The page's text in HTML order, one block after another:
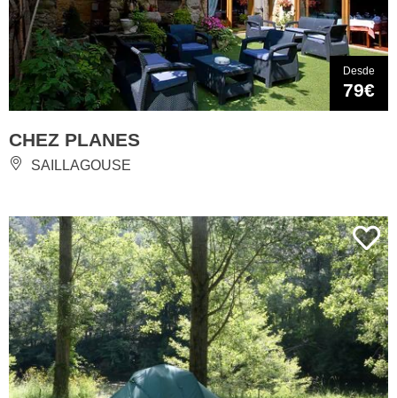
Desde
79€
CHEZ PLANES
SAILLAGOUSE